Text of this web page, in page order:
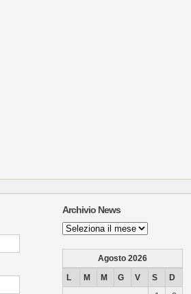
Archivio News
Archivio
News
Agosto 2026
L
M M G V S
D